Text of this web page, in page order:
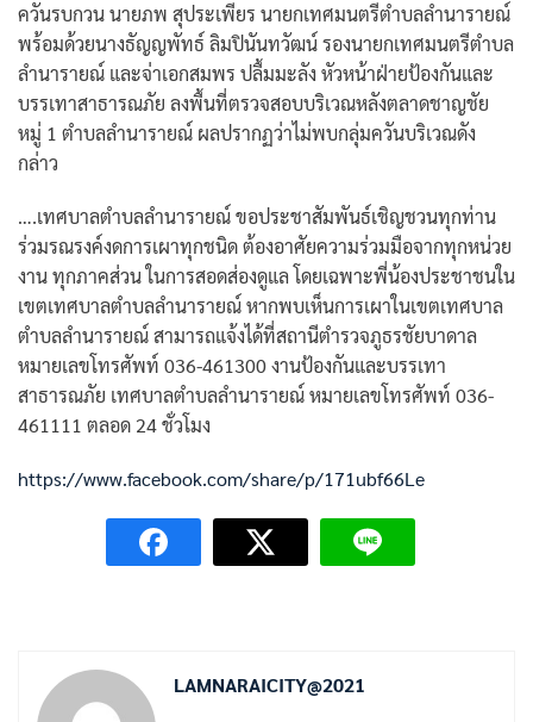
ควันรบกวน นายภพ สุประเพียร นายกเทศมนตรีตำบลลำนารายณ์
พร้อมด้วยนางธัญญพัทธ์ ลิมปินันทวัฒน์ รองนายกเทศมนตรีตำบล
ลำนารายณ์ และจ่าเอกสมพร ปลื้มมะลัง หัวหน้าฝ่ายป้องกันและ
บรรเทาสาธารณภัย ลงพื้นที่ตรวจสอบบริเวณหลังตลาดชาญชัย
หมู่ 1 ตำบลลำนารายณ์ ผลปรากฏว่าไม่พบกลุ่มควันบริเวณดัง
กล่าว
….เทศบาลตำบลลำนารายณ์ ขอประชาสัมพันธ์เชิญชวนทุกท่าน
ร่วมรณรงค์งดการเผาทุกชนิด ต้องอาศัยความร่วมมือจากทุกหน่วย
งาน ทุกภาคส่วน ในการสอดส่องดูแล โดยเฉพาะพี่น้องประชาชนใน
เขตเทศบาลตำบลลำนารายณ์ หากพบเห็นการเผาในเขตเทศบาล
ตำบลลำนารายณ์ สามารถแจ้งได้ที่สถานีตำรวจภูธรชัยบาดาล
หมายเลขโทรศัพท์ 036-461300 งานป้องกันและบรรเทา
สาธารณภัย เทศบาลตำบลลำนารายณ์ หมายเลขโทรศัพท์ 036-
461111 ตลอด 24 ชั่วโมง
https://www.facebook.com/share/p/171ubf66Le
LAMNARAICITY@2021